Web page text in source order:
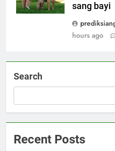
sang bayi
hours ago
Search
Recent Posts